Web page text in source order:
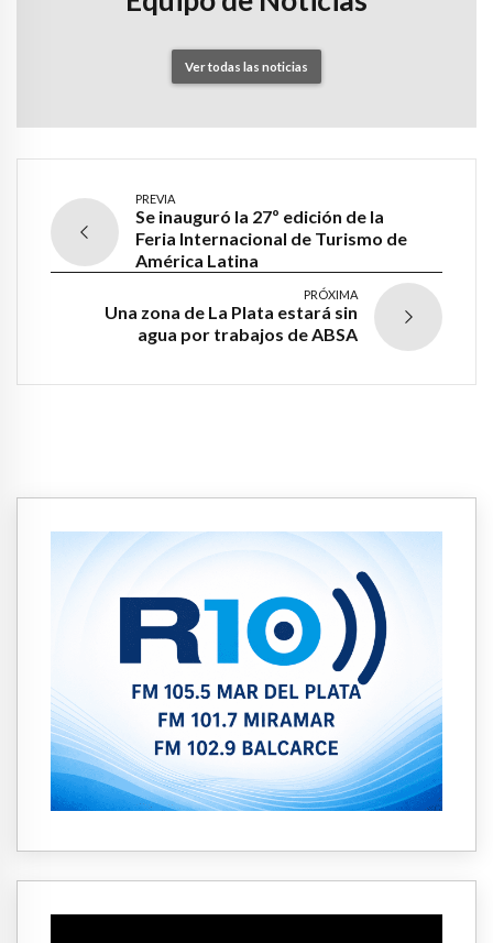
Ver todas las noticias
PREVIA
Se inauguró la 27º edición de la
Feria Internacional de Turismo de
América Latina
PRÓXIMA
Una zona de La Plata estará sin
agua por trabajos de ABSA